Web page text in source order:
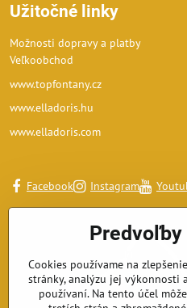
Užitočné linky
Možnosti dopravy a platby
Veľkoobchod
www.topfontany.cz
www.elladoris.hu
www.elladoris.com
Facebook Instagram
Cookies používame na
stránky, analýzu jej výkonnosti
používaní. Na tento účel